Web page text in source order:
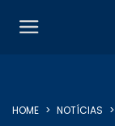
HOME NOTÍCIAS